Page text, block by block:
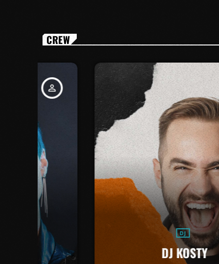
CREW